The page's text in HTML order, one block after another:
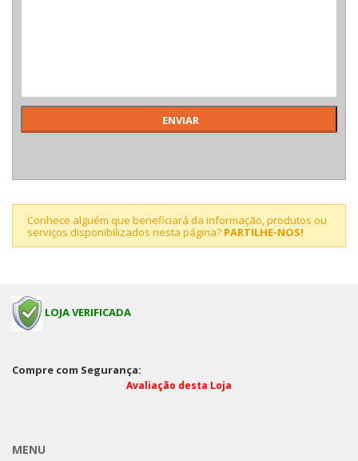
Conhece alguém que beneficiará da informação, produtos ou
serviços disponibilizados nesta página? PARTILHE-NOS!
LOJA VERIFICADA
Compre com Segurança:
Avaliação desta Loja
MENU